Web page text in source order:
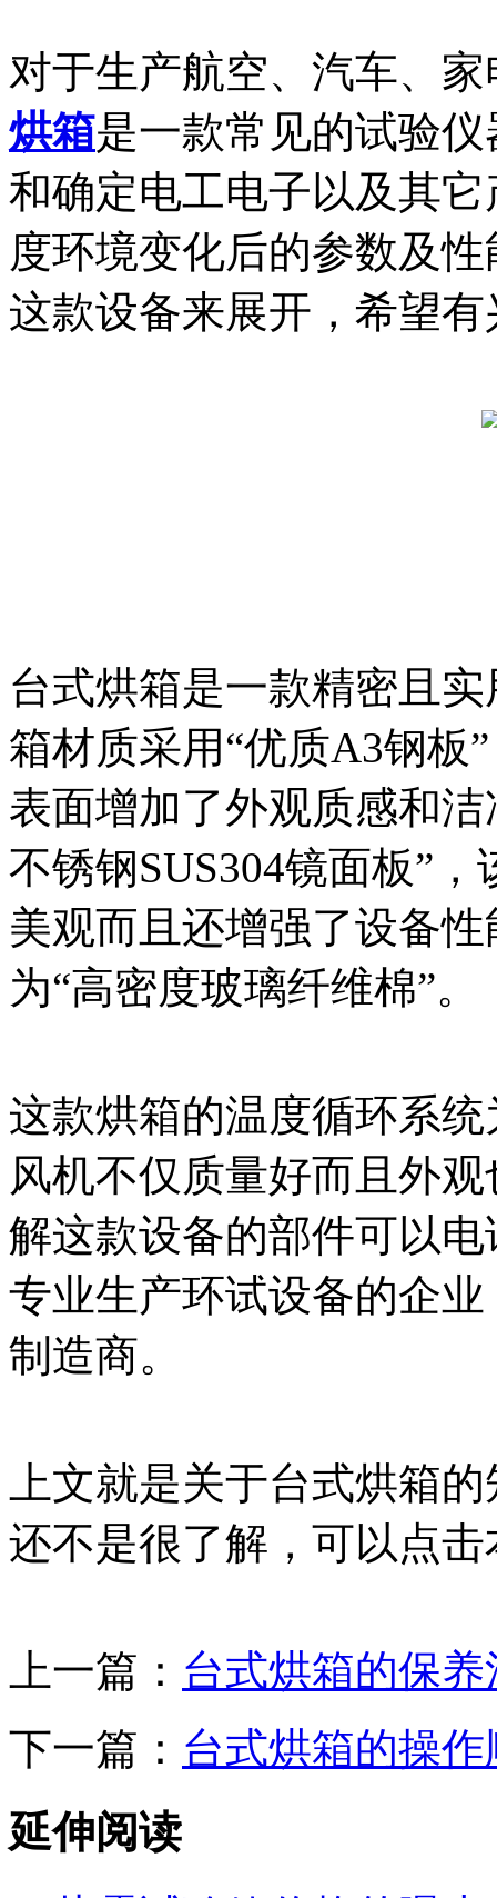
对于生产航空、汽车、
烘箱是一款常见的试验
和确定电工电子以及其
度环境变化后的参数及
这款设备来展开，希望
台式烘箱是一款精密且
箱材质采用“优质A3钢板
表面增加了外观质感和
不锈钢SUS304镜面板”
美观而且还增强了设备
为“高密度玻璃纤维棉”。
这款烘箱的温度循环系
风机不仅质量好而且外
解这款设备的部件可以
专业生产环试设备的企
制造商。
上文就是关于台式烘箱
还不是很了解，可以点
上一篇： 台式烘箱的保
下一篇： 台式烘箱的操作
延伸阅读